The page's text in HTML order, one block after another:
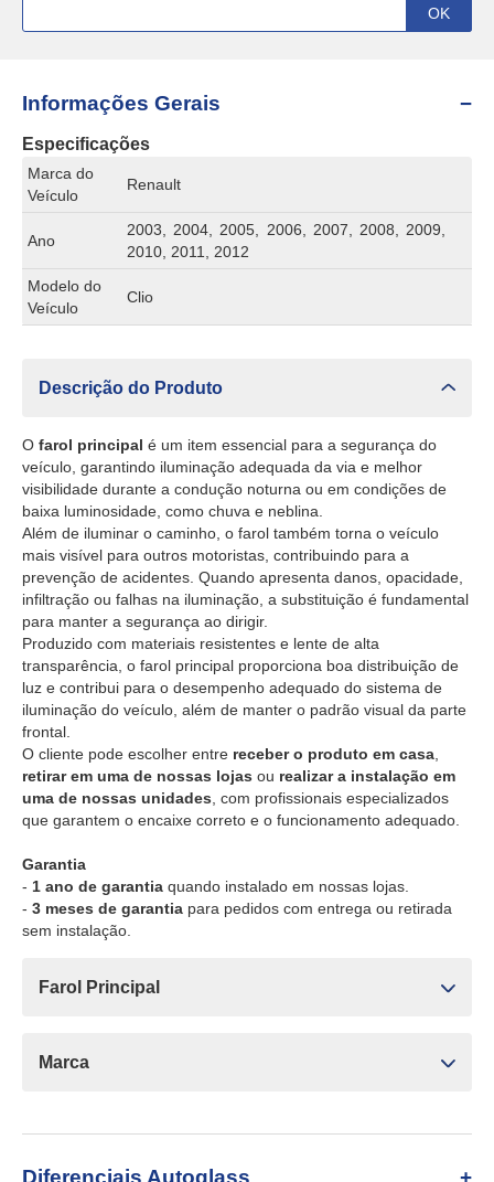
Informações Gerais
Especificações
Marca do
Veículo
Renault
Ano
2003, 2004, 2005, 2006, 2007, 2008, 2009,
2010, 2011, 2012
Modelo do
Veículo
Clio
Descrição do Produto
O farol principal é um item essencial para a segurança do
veículo, garantindo iluminação adequada da via e melhor
visibilidade durante a condução noturna ou em condições de
baixa luminosidade, como chuva e neblina.
Além de iluminar o caminho, o farol também torna o veículo
mais visível para outros motoristas, contribuindo para a
prevenção de acidentes. Quando apresenta danos, opacidade,
infiltração ou falhas na iluminação, a substituição é fundamental
para manter a segurança ao dirigir.
Produzido com materiais resistentes e lente de alta
transparência, o farol principal proporciona boa distribuição de
luz e contribui para o desempenho adequado do sistema de
iluminação do veículo, além de manter o padrão visual da parte
frontal.
O cliente pode escolher entre receber o produto em casa
retirar em uma de nossas lojas ou realizar a instalação em
uma de nossas unidades , com profissionais especializados
que garantem o encaixe correto e o funcionamento adequado.
Garantia
- 1 ano de garantia quando instalado em nossas lojas.
- 3 meses de garantia para pedidos com entrega ou retirada
sem instalação.
Farol Principal
Marca
Diferenciais Autoglass